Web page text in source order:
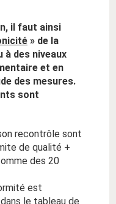
il faut ainsi
» de la
à des niveaux
et en
des mesures.
sont
recontrôle sont
de qualité +
des 20
est
le tableau de